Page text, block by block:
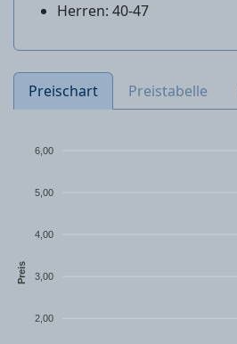
Herren: 40-47
Preischart Preistabelle
6,00
5,00
4,00
3,00
2,00
Preis